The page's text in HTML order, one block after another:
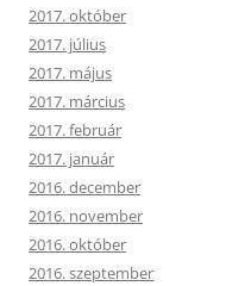
2017. október
2017. július
2017. május
2017. március
2017. február
2017. január
2016. december
2016. november
2016. október
2016. szeptember